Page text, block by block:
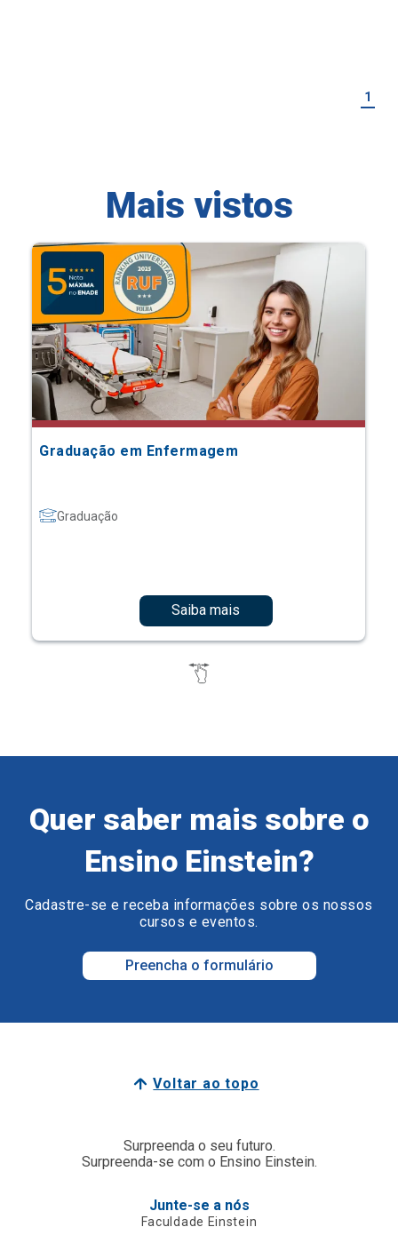
1
Mais vistos
Graduação em Enfermagem
Graduação
Saiba mais
Quer saber mais sobre o
Ensino Einstein?
Cadastre-se e receba informações sobre os nossos
cursos e eventos.
Preencha o formulário
Voltar ao topo
Surpreenda o seu futuro.
Surpreenda-se com o Ensino Einstein.
Junte-se a nós
Faculdade Einstein